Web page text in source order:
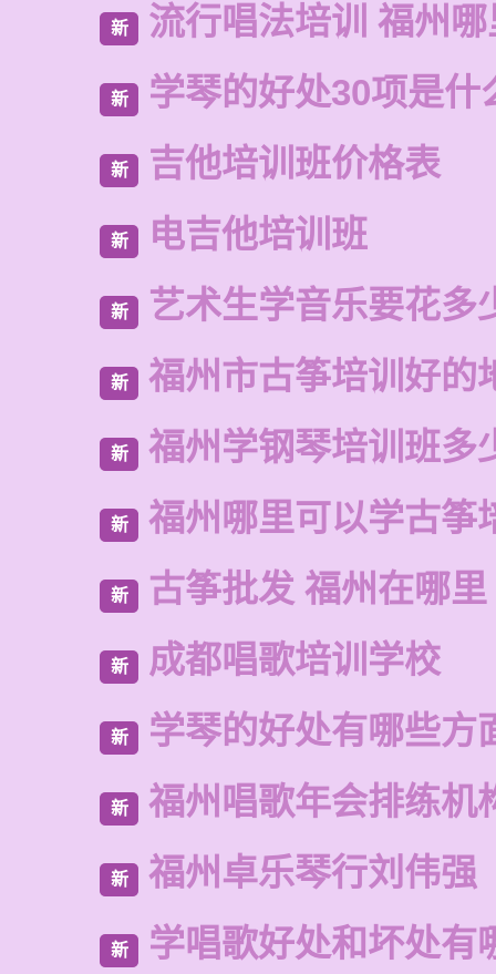
新 流行唱法培训 福州
新 学琴的好处30项是什
新 吉他培训班价格表
新 电吉他培训班
新 艺术生学音乐要花多
新 福州市古筝培训好的
新 福州学钢琴培训班多
新 福州哪里可以学古筝
新 古筝批发 福州在哪里
新 成都唱歌培训学校
新 学琴的好处有哪些方
新 福州唱歌年会排练机
新 福州卓乐琴行刘伟强
新 学唱歌好处和坏处有